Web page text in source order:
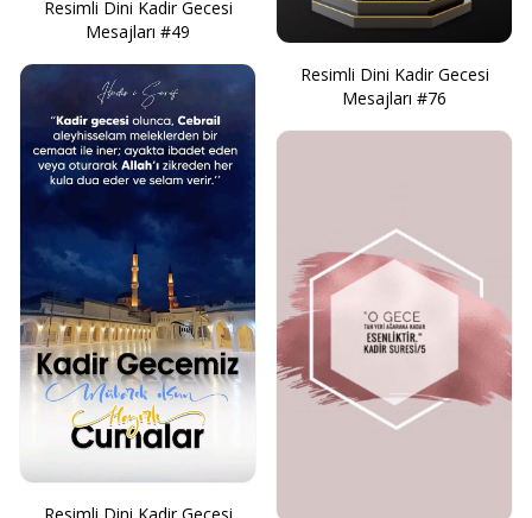
Resimli Dini Kadir Gecesi
Mesajları #49
Resimli Dini Kadir Gecesi
Mesajları #76